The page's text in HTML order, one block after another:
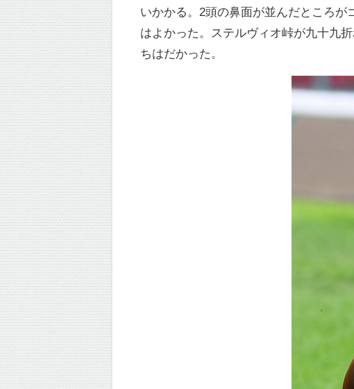
いかかる。2頭の鼻面が並んだところ
はよかった。ステルヴィオ峠が九十九
ちはだかった。